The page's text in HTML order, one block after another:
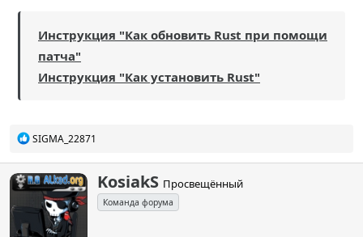
Инструкция "Как обновить Rust при помощи
патча"
Инструкция "Как установить Rust"
Р
а
к
ц
SIGMA_22871
А
в
т
KosiakS Просвещённый
Команда форума